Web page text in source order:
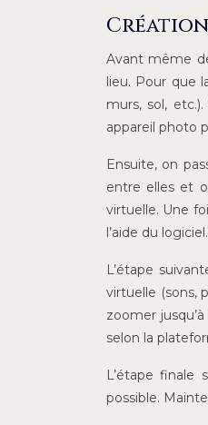
Avant même
lieu. Pour que
murs, sol,
appareil photo
Ensuite, on
entre elles et
virtuelle. Une
l’aide du logiciel.
L’étape
virtuelle (sons,
zoomer
selon la
L’étape finale
possible.